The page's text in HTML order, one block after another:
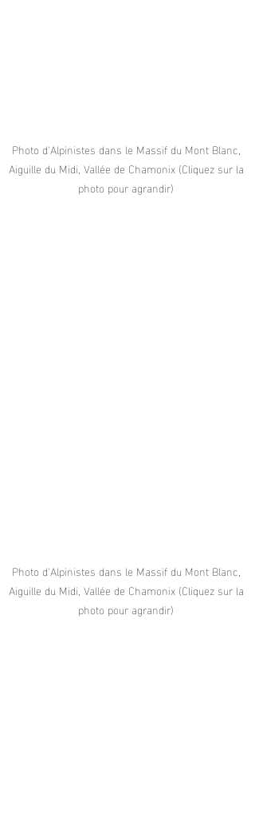
Photo d'Alpinistes dans le Massif du Mont Blanc,
Aiguille du Midi, Vallée de Chamonix (Cliquez sur la
photo pour agrandir)
Photo d'Alpinistes dans le Massif du Mont Blanc,
Aiguille du Midi, Vallée de Chamonix (Cliquez sur la
photo pour agrandir)